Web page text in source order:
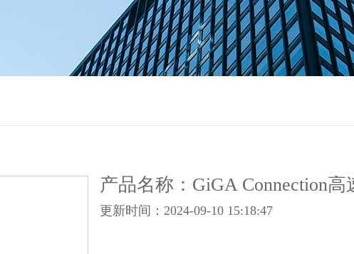
产品名称：GiGA Connection
更新时间：2024-09-10 15:18:47